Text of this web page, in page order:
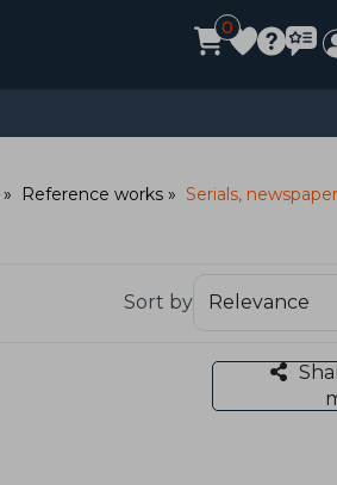
0
Reference works
Serials,
Sort by